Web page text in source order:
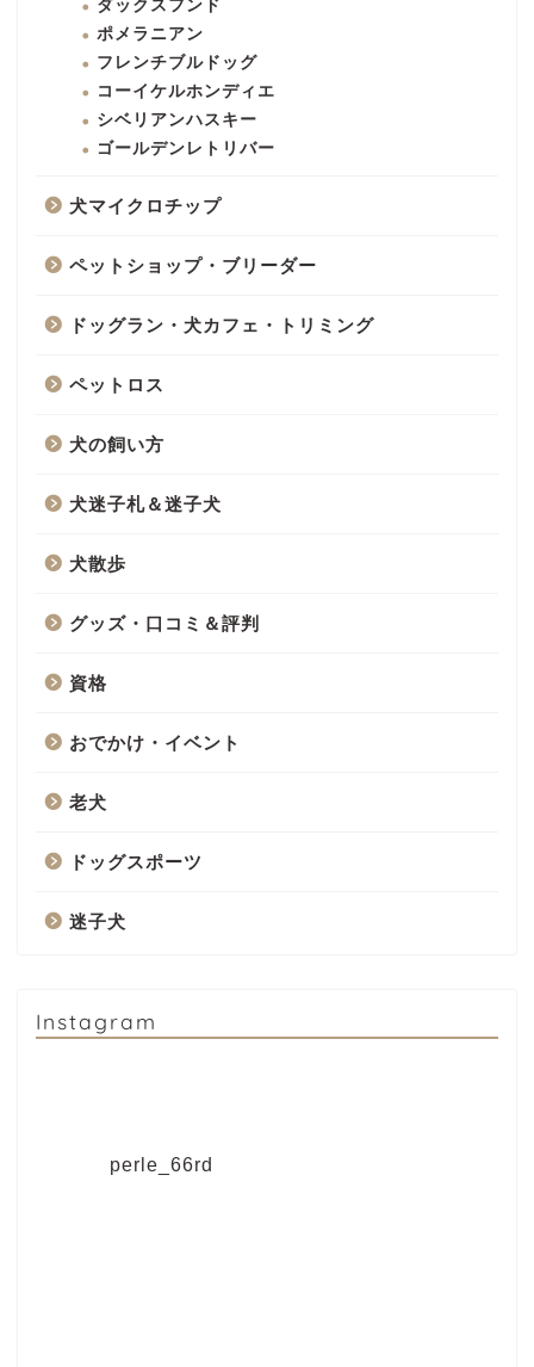
ダックスフンド
ポメラニアン
フレンチブルドッグ
コーイケルホンディエ
シベリアンハスキー
ゴールデンレトリバー
犬マイクロチップ
ペットショップ・ブリーダー
ドッグラン・犬カフェ・トリミング
ペットロス
犬の飼い方
犬迷子札＆迷子犬
犬散歩
グッズ・口コミ＆評判
資格
おでかけ・イベント
老犬
ドッグスポーツ
迷子犬
Instagram
perle_66rd